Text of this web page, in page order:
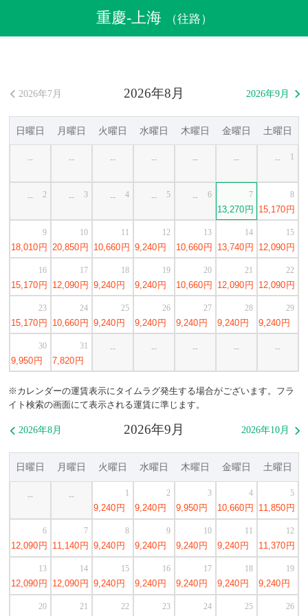
> 中国格安航空券
重慶発上海行き格安航空券
重慶-上海 （往路）
2026年8月
 2026年7月 2026年9月 
日曜日 月曜日 火曜日 水曜日 木曜日 金曜日 土曜日
-- -- -- -- -- -- -- 1
-- 2 -- 3 -- 4 -- 5 -- 6
13,270 円
7
15,170 円
8
18,010円
9
20,850円
10
10,660円
11
9,240円
12
10,660円
13
13,740円
14
12,090円
15
15,170円
16
12,090円
17
9,240円
18
9,240円
19
10,660円
20
12,090円
21
12,090円
22
15,170円
23
10,660円
24
9,240円
25
9,240円
26
9,240円
27
9,240円
28
9,240円
29
9,950円
30
7,820円
31 -- -- -- -- --
※カレンダーの運賃表示にタイムラグ発生する場合がございます。フラ
イト検索の画面にて表示される運賃に準じます。
2026年9月
 2026年8月 2026年10月 
日曜日 月曜日 火曜日 水曜日 木曜日 金曜日 土曜日
-- --
9,240 円
1
9,240 円
2
9,950 円
3
10,660 円
4
11,850 円
5
12,090 円
6
11,140 円
7
9,240 円
8
9,240 円
9
9,240 円
10
9,240 円
11
11,370 円
12
12,090 円
13
12,090 円
14
9,240 円
15
9,240 円
16
9,240 円
17
9,240 円
18
9,240 円
19
20 21 22 23 24 25 26